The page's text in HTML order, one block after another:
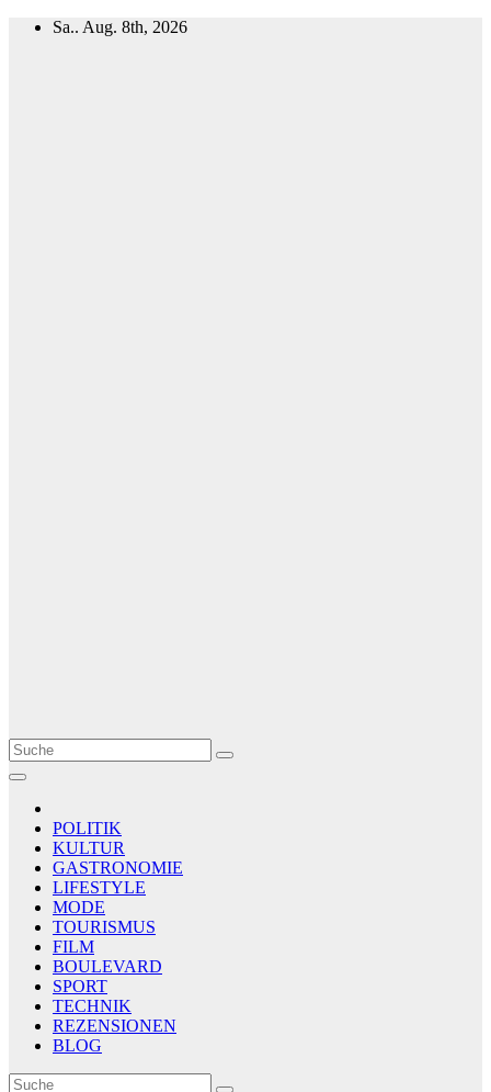
Zum
Sa.. Aug. 8th, 2026
Le Matin
AGENCE DE PRESSE
POLITIK
KULTUR
GASTRONOMIE
LIFESTYLE
MODE
TOURISMUS
FILM
BOULEVARD
SPORT
TECHNIK
REZENSIONEN
BLOG